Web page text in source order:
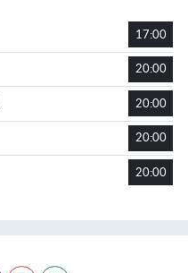
17:00
20:00
20:00
20:00
20:00